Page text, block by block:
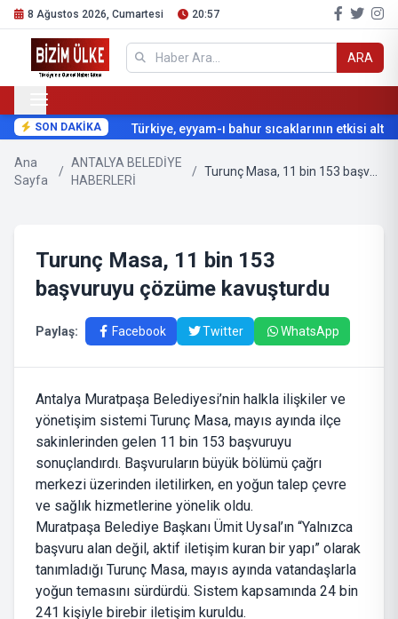
8 Ağustos 2026, Cumartesi 20:57
ARA
SON DAKİKA Türkiye, eyyam-ı bahur sıcaklarının etkisi
Ana
Sayfa
/
ANTALYA BELEDİYE
HABERLERİ
/ Turunç Masa, 11 bin 153 başvuruyu çözüme kavuşturdu
Turunç Masa, 11 bin 153
başvuruyu çözüme kavuşturdu
Paylaş: Facebook Twitter WhatsApp
Antalya Muratpaşa Belediyesi’nin halkla ilişkiler ve
yönetişim sistemi Turunç Masa, mayıs ayında ilçe
sakinlerinden gelen 11 bin 153 başvuruyu
sonuçlandırdı. Başvuruların büyük bölümü çağrı
merkezi üzerinden iletilirken, en yoğun talep çevre
ve sağlık hizmetlerine yönelik oldu.
Muratpaşa Belediye Başkanı Ümit Uysal’ın “Yalnızca
başvuru alan değil, aktif iletişim kuran bir yapı” olarak
tanımladığı Turunç Masa, mayıs ayında vatandaşlarla
yoğun temasını sürdürdü. Sistem kapsamında 24 bin
241 kişiyle birebir iletişim kuruldu.